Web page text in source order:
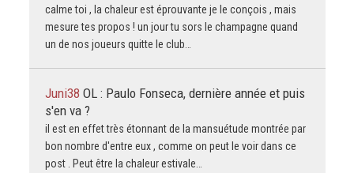
calme toi , la chaleur est éprouvante je le conçois , mais
mesure tes propos ! un jour tu sors le champagne quand
un de nos joueurs quitte le club…
Juni38 OL : Paulo Fonseca, dernière année et puis
s'en va ?
il est en effet très étonnant de la mansuétude montrée par
bon nombre d'entre eux , comme on peut le voir dans ce
post . Peut être la chaleur estivale…